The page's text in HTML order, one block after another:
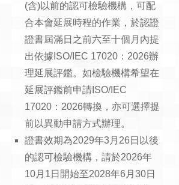
(含)以前的認可檢驗機構，可配
合本會延展時程的作業，於認證
證書屆滿日之前六至十個月內提
出依據ISO/IEC 17020：2026辦
理延展評鑑。如檢驗機構希望在
延展評鑑前申請ISO/IEC
17020：2026轉換，亦可選擇提
前以異動申請方式辦理。
證書效期為2029年3月26日以後
的認可檢驗機構，請於2026年
10月1日開始至2028年6月30日